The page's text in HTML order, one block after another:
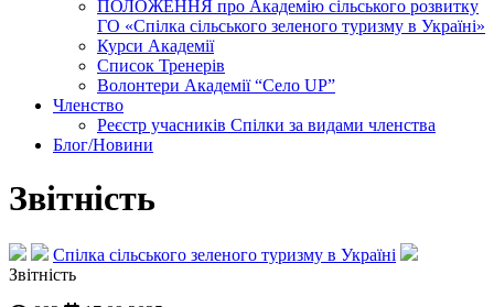
ПОЛОЖЕННЯ про Академію cільського розвитку
ГО «Спілка сільського зеленого туризму в Україні»
Курси Академії
Список Тренерів
Волонтери Академії “Село UP”
Членство
Реєстр учасників Спілки за видами членства
Блог/Новини
Звітність
Спілка сільського зеленого туризму в Україні
Звітність